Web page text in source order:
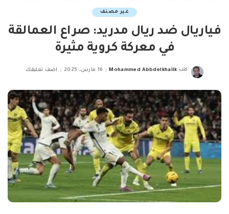
غير مصنف
فياريال ضد ريال مدريد: صراع العمالقة
في معركة كروية مثيرة
Posted
كتب Mohammed Abbdelkhalik 16 مارس، 2025 اضف تعليقك